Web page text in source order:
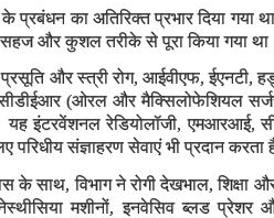
के प्रबंधन का अतिरिक्त प्रभार दिया
सहज और कुशल तरीके से पूरा किया गया
प्रसूति और स्त्री रोग, आईवीएफ, ईएनटी,
(ओरल और मैक्सिलोफेशियल
इंटरवेंशनल रेडियोलॉजी, एमआरआई,
परिधीय संज्ञाहरण सेवाएं भी प्रदान करता
के साथ, विभाग ने रोगी देखभाल,
मशीनों, इनवेसिव ब्लड प्रेशर